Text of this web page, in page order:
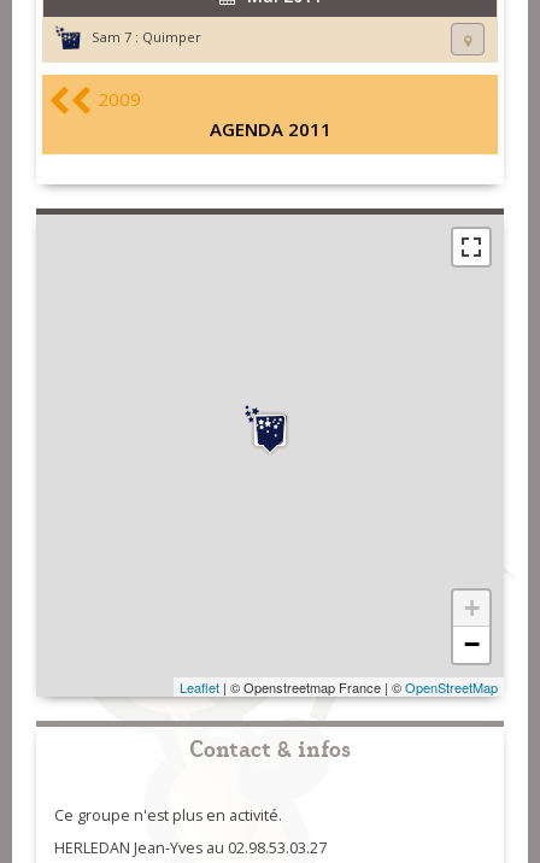
Sam 7 : Quimper
2009
AGENDA 2011
+
−
Leaflet | © Openstreetmap France | ©OpenStreetMap
Contact & infos
Ce groupe n'est plus en activité.
HERLEDAN Jean-Yves au 02.98.53.03.27